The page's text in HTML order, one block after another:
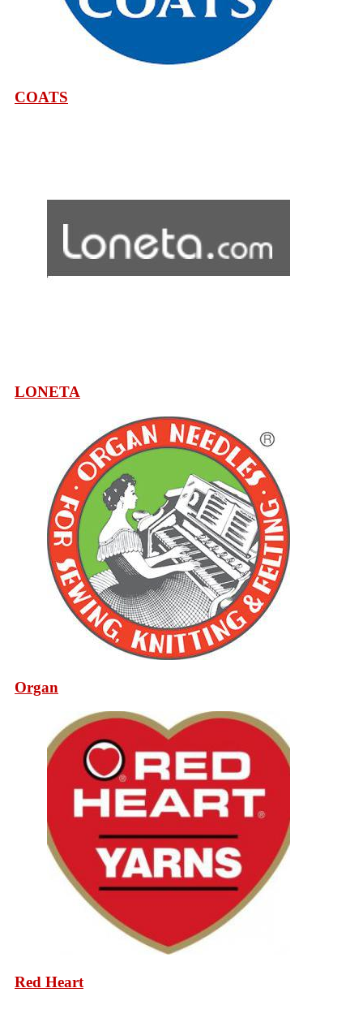
COATS
LONETA
Organ
Red Heart